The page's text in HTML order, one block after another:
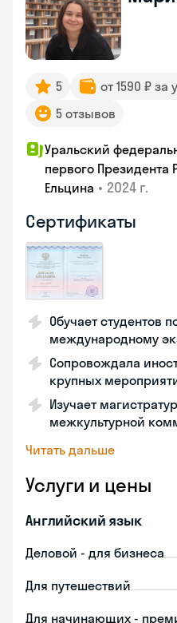
5 от 1590 ₽ за
5 отзывов
Уральский
первого Президента
Ельцина • 2024 г.
Сертификаты
Обучает студентов
международному
Сопровождала
крупных
Изучает
межкультурной
Читать дальше
Услуги и цены
Английский язык
Деловой - для бизнеса
Для путешествий
Для начинающих -